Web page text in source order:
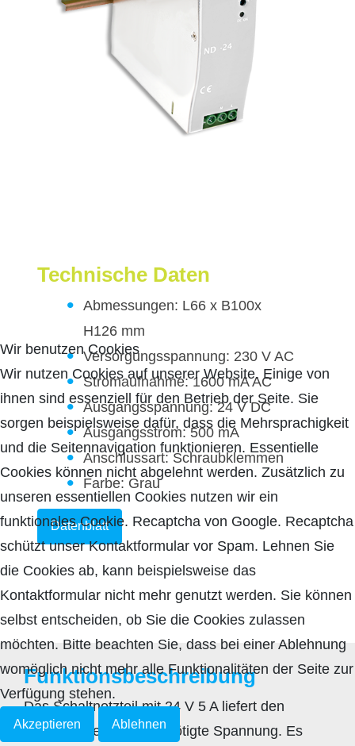
Technische Daten
Abmessungen: L66 x B100x
H126 mm
Versorgungsspannung: 230 V AC
Stromaufnahme: 1600 mA AC
Ausgangsspannung: 24 V DC
Ausgangsstrom: 500 mA
Anschlussart: Schraubklemmen
Farbe: Grau
Datenblatt
Funktionsbeschreibung
Das Schaltnetzteil mit 24 V 5 A liefert den
Steuereinheiten die benötigte Spannung. Es
Wir benutzen Cookies
Wir nutzen Cookies auf unserer Website. Einige von
ihnen sind essenziell für den Betrieb der Seite. Sie
sorgen beispielsweise dafür, dass die Mehrsprachigkeit
und die Seitennavigation funktionieren. Essentielle
Cookies können nicht abgelehnt werden. Zusätzlich zu
unseren essentiellen Cookies nutzen wir ein
funktionales Cookie. Recaptcha von Google. Recaptcha
schützt unser Kontaktformular vor Spam. Lehnen Sie
die Cookies ab, kann beispielsweise das
Kontaktformular nicht mehr genutzt werden. Sie können
selbst entscheiden, ob Sie die Cookies zulassen
möchten. Bitte beachten Sie, dass bei einer Ablehnung
womöglich nicht mehr alle Funktionalitäten der Seite zur
Verfügung stehen.
Akzeptieren Ablehnen